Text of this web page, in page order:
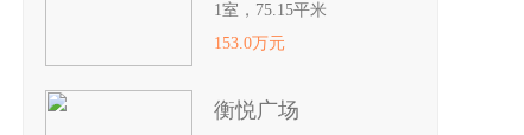
1室，75.15平米
153.0万元
衡悦广场